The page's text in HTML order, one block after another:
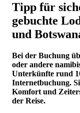
Tipp für
gebuchte
und
Bei der Buchung
oder andere
Unterkünfte rund
Internetbuchung.
Komfort und
der Reise.